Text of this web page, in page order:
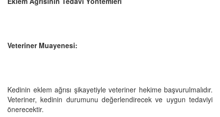
Veteriner Muayenesi:
Kedinin eklem ağrısı şikayetiyle veteriner hekime başvurulmalıdır.
Veteriner, kedinin durumunu değerlendirecek ve uygun tedaviyi
önerecektir.